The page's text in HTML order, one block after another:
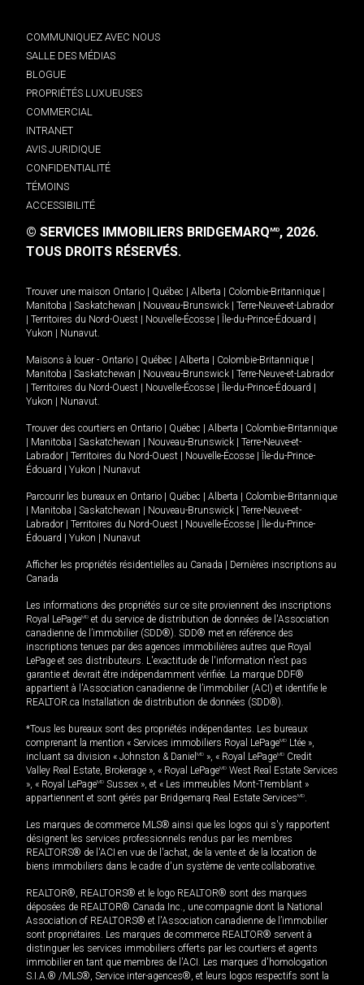
COMMUNIQUEZ AVEC NOUS
SALLE DES MÉDIAS
BLOGUE
PROPRIÉTÉS LUXUEUSES
COMMERCIAL
INTRANET
AVIS JURIDIQUE
CONFIDENTIALITÉ
TÉMOINS
ACCESSIBILITÉ
© SERVICES IMMOBILIERS BRIDGEMARQMD, 2026.
TOUS DROITS RÉSERVÉS.
Trouver une maison Ontario Québec Alberta Colombie-Britannique
Manitoba
Saskatchewan Nouveau-Brunswick
Terre-Neuve-et-Labrador
Territoires du Nord-Ouest Nouvelle-Écosse Île-du-Prince-Édouard
Yukon
Nunavut.
Maisons à louer - Ontario Québec Alberta Colombie-Britannique
Manitoba
Saskatchewan Nouveau-Brunswick
Terre-Neuve-et-Labrador
Territoires du Nord-Ouest Nouvelle-Écosse Île-du-Prince-Édouard
Yukon
Nunavut.
Trouver des courtiers en Ontario Québec Alberta
Colombie-Britannique
Manitoba Saskatchewan Nouveau-Brunswick
Terre-Neuve-et-
Labrador
Territoires du Nord-Ouest Nouvelle-Écosse
Île-du-Prince-
Édouard
Yukon Nunavut
Parcourir les bureaux en Ontario Québec Alberta
Colombie-Britannique
Manitoba Saskatchewan Nouveau-Brunswick
Terre-Neuve-et-
Labrador
Territoires du Nord-Ouest Nouvelle-Écosse
Île-du-Prince-
Édouard
Yukon Nunavut
Afficher les propriétés résidentielles au Canada
Dernières inscriptions au
Canada
Les informations des propriétés sur ce site proviennent des inscriptions
Royal LePageMD et du service de distribution de données de l'Association
canadienne de l’immobilier (SDD®). SDD® met en référence des
inscriptions tenues par des agences immobilières autres que Royal
LePage et ses distributeurs. L'exactitude de l'information n'est pas
garantie et devrait être indépendamment vérifiée. La marque DDF®
appartient à l'Association canadienne de l’immobilier (ACI) et identifie le
REALTOR.ca Installation de distribution de données (SDD®).
*Tous les bureaux sont des propriétés indépendantes. Les bureaux
comprenant la mention « Services immobiliers Royal LePageMD Ltée »,
incluant sa division « Johnston & Daniel MD », « Royal LePageMD Credit
Valley Real Estate, Brokerage », « Royal LePageMD West Real Estate Services
», « Royal LePageMD Sussex », et « Les immeubles Mont-Tremblant »
appartiennent et sont gérés par Bridgemarq Real Estate ServicesMD.
Les marques de commerce MLS® ainsi que les logos qui s'y rapportent
désignent les services professionnels rendus par les membres
REALTORS® de l'ACI en vue de l'achat, de la vente et de la location de
biens immobiliers dans le cadre d'un système de vente collaborative.
REALTOR®, REALTORS® et le logo REALTOR® sont des marques
déposées de REALTOR® Canada Inc., une compagnie dont la National
Association of REALTORS® et l'Association canadienne de l’immobilier
sont propriétaires. Les marques de commerce REALTOR® servent à
distinguer les services immobiliers offerts par les courtiers et agents
immobilier en tant que membres de l'ACI. Les marques d'homologation
S.I.A.® /MLS®, Service inter-agences®, et leurs logos respectifs sont la